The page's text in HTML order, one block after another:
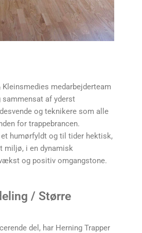
Kleinsmedies medarbejderteam
sammensat af yderst
og teknikere som alle
for trappebrancen.
humørfyldt og til tider hektisk,
miljø, i en dynamisk
og positiv omgangstone.
/ Større
del, har Herning Trapper